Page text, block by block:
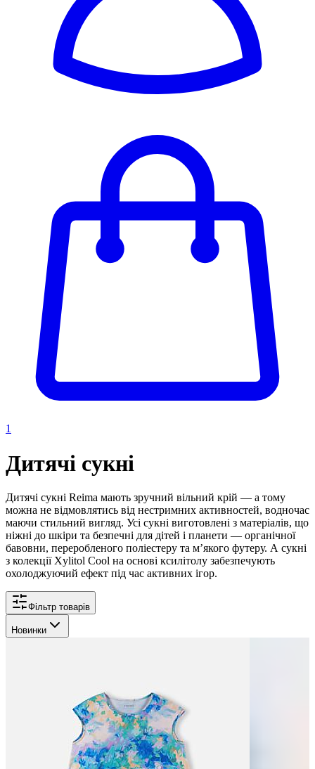
1
Дитячі сукні
Дитячі сукні Reima мають зручний вільний крій — а тому
можна не відмовлятись від нестримних активностей, водночас
маючи стильний вигляд. Усі сукні виготовлені з матеріалів, що
ніжні до шкіри та безпечні для дітей і планети — органічної
бавовни, переробленого поліестеру та мʼякого футеру. А сукні
з колекції Xylitol Cool на основі ксилітолу забезпечують
охолоджуючий ефект під час активних ігор.
Фільтр товарів
Новинки